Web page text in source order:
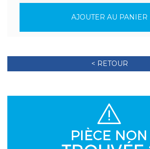
AJOUTER AU PANIER
< RETOUR